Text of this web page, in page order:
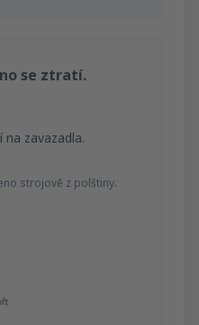
se ztratí.
na zavazadla.
strojově z polštiny.